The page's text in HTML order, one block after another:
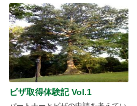
ビザ取得体験記 Vol.1